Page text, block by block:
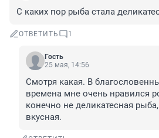
С каких пор рыба стала
ОТВЕТИТЬ 1
Гость
25 мая, 14:56
Смотря какая. В
времена мне очень нравился
конечно не деликатесная
вкусная.